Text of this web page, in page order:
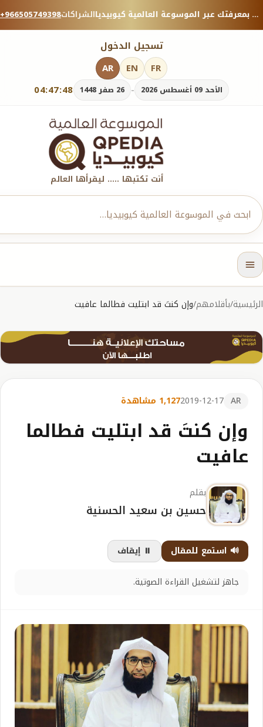
+966505749398الشراكات منصة معرفية موثوقة — شارك بمعرفتك عبر الموسوعة العالمية كيوبيديا.
تسجيل الدخول
04:47:48 الأحد 09 أغسطس 2026 - 26 صفر 1448
AR EN FR
أنت تكتبها ..... ليقرأها العالم
الرئيسية/بأقلامهم/وإن كنتَ قد ابتليت فطالما عافيت
AR
2019-12-171,127 مشاهدة
وإن كنتَ قد ابتليت فطالما
عافيت
بقلم
حسين بن سعيد الحسنية
🔊 استمع للمقال
⏸️ إيقاف
جاهز لتشغيل القراءة الصوتية.